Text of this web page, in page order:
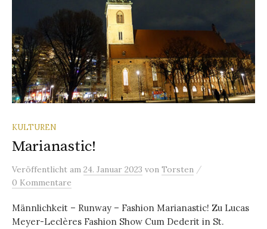
KULTUREN
Marianastic!
Veröffentlicht am 24. Januar 2023 von Torsten /
0 Kommentare
Männlichkeit – Runway – Fashion Marianastic! Zu Lucas
Meyer-Leclères Fashion Show Cum Dederit in St.